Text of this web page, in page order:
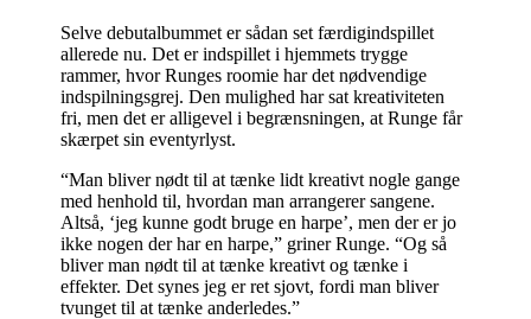
Selve debutalbummet er sådan set færdigindspillet
allerede nu. Det er indspillet i hjemmets trygge
rammer, hvor Runges roomie har det nødvendige
indspilningsgrej. Den mulighed har sat kreativiteten
fri, men det er alligevel i begrænsningen, at Runge får
skærpet sin eventyrlyst.
“Man bliver nødt til at tænke lidt kreativt nogle gange
med henhold til, hvordan man arrangerer sangene.
Altså, ‘jeg kunne godt bruge en harpe’, men der er jo
ikke nogen der har en harpe,” griner Runge. “Og så
bliver man nødt til at tænke kreativt og tænke i
effekter. Det synes jeg er ret sjovt, fordi man bliver
tvunget til at tænke anderledes.”